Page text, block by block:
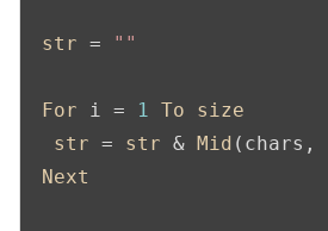
str = ""
For i = 1 To
size
str = str & Mid (chars,
Next